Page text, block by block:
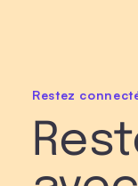
Restez